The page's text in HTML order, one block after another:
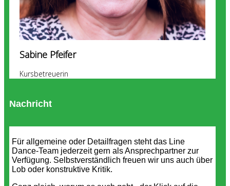
Sabine Pfeifer
Kursbetreuerin
Nachricht
Für allgemeine oder Detailfragen steht das Line
Dance-Team jederzeit gern als Ansprechpartner zur
Verfügung. Selbstverständlich freuen wir uns auch über
Lob oder konstruktive Kritik.